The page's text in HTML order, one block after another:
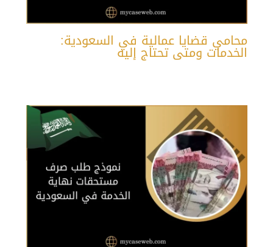
محامي قضايا عمالية في السعودية:
الخدمات ومتى تحتاج إليه